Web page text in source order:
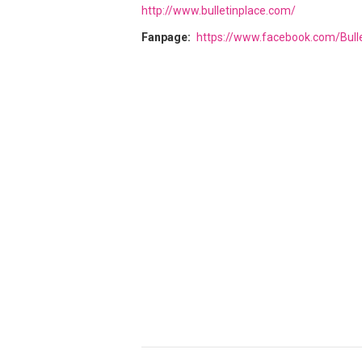
http://www.bulletinplace.com/
Fanpage https://www.facebook.com/